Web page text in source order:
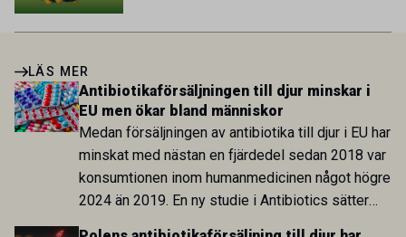
LÄS MER
Antibiotikaförsäljningen till djur minskar i
EU men ökar bland människor
Medan försäljningen av antibiotika till djur i EU har
minskat med nästan en fjärdedel sedan 2018 var
konsumtionen inom humanmedicinen något högre
2024 än 2019. En ny studie i Antibiotics sätter
utvecklingen inom de båda sektorerna sida vid